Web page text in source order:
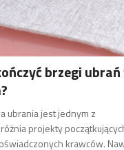
brzegi
ubrania jest jednym z
projekty
krawców.